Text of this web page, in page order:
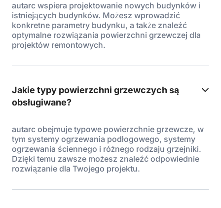
autarc wspiera projektowanie nowych budynków i
istniejących budynków. Możesz wprowadzić
konkretne parametry budynku, a także znaleźć
optymalne rozwiązania powierzchni grzewczej dla
projektów remontowych.
Jakie typy powierzchni grzewczych są
obsługiwane?
autarc obejmuje typowe powierzchnie grzewcze, w
tym systemy ogrzewania podłogowego, systemy
ogrzewania ściennego i różnego rodzaju grzejniki.
Dzięki temu zawsze możesz znaleźć odpowiednie
rozwiązanie dla Twojego projektu.